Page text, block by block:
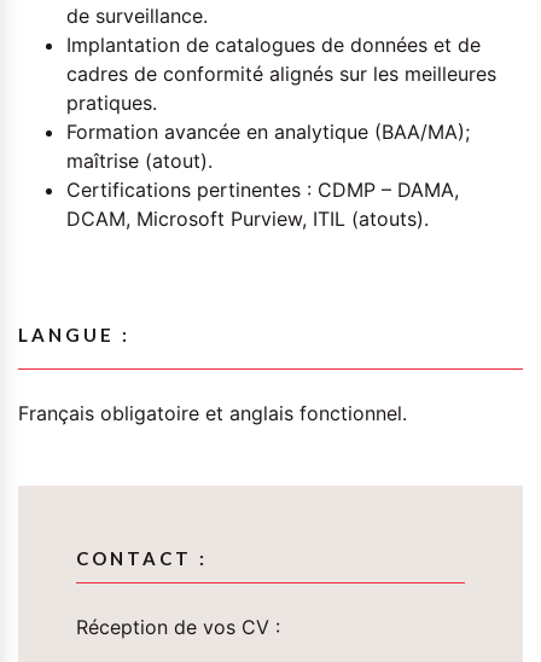
de surveillance.
Implantation de catalogues de données et de
cadres de conformité alignés sur les meilleures
pratiques.
Formation avancée en analytique (BAA/MA);
maîtrise (atout).
Certifications pertinentes : CDMP – DAMA,
DCAM, Microsoft Purview, ITIL (atouts).
LANGUE :
Français obligatoire et anglais fonctionnel.
CONTACT :
Réception de vos CV :